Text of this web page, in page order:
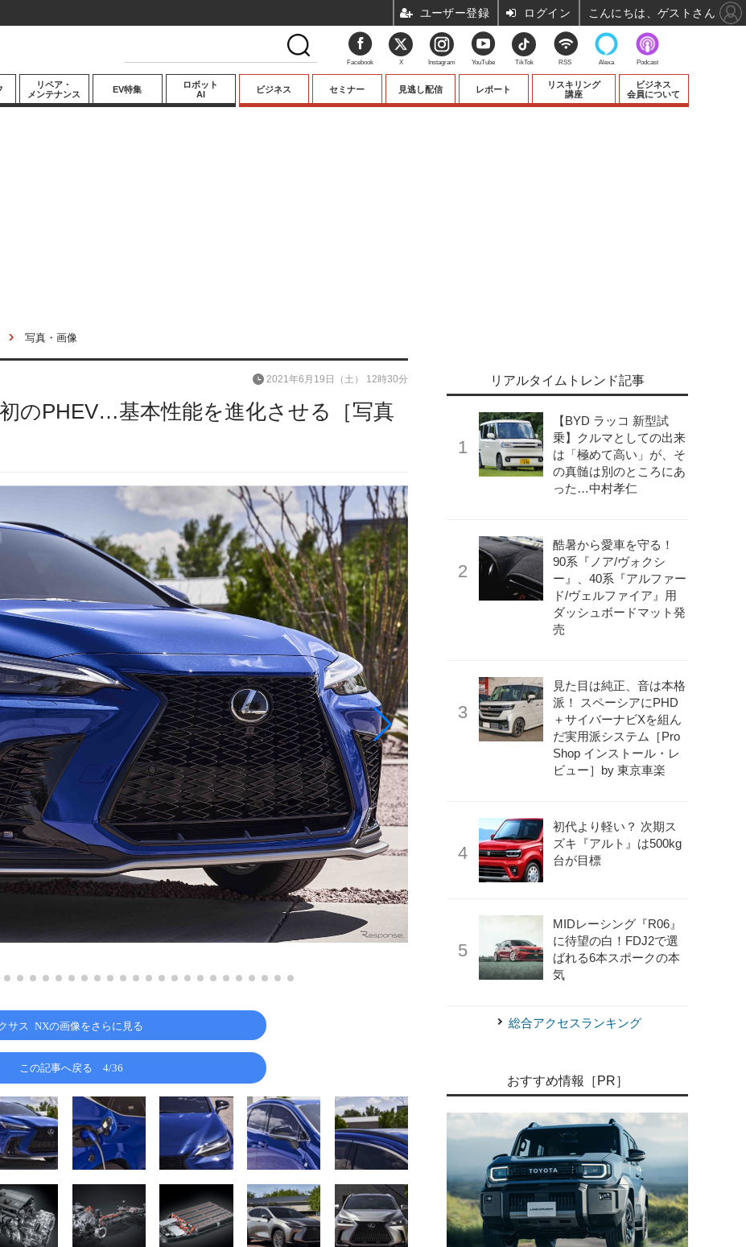
リペア・
メンテナンス
EV特集
ロボット
AI
ビジネス セミナー 見逃し配信 レポート
リスキリング
講座
ビジネス
会員について
写真・画像
のPHEV…基本性能を進化させる［写真
2021年6月19日（土） 12時30分
《photo by Lexus》 レクサスNX450h+
サス NXの画像をさらに見る
この記事へ戻る 4/36
リアルタイムトレンド記事
【BYD ラッコ 新型試
乗】クルマとしての出来
は「極めて高い」が、そ
の真髄は別のところにあ
った…中村孝仁
酷暑から愛車を守る！
90系『ノア/ヴォクシ
ー』、40系『アルファー
ド/ヴェルファイア』用
ダッシュボードマット発
売
見た目は純正、音は本格
派！ スペーシアにPHD
＋サイバーナビXを組ん
だ実用派システム［Pro
Shop インストール・レ
ビュー］by 東京車楽
初代より軽い？ 次期ス
ズキ『アルト』は500kg
台が目標
MIDレーシング『R06』
に待望の白！FDJ2で選
ばれる6本スポークの本
気
総合アクセスランキング
おすすめ情報［PR］
Facebook X Instagram YouTube TikTok RSS Alexa Podcast
ユーザー登録 ログイン こんにちは、ゲストさん